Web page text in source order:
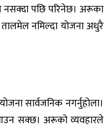
पछि परिनेछ। अरूका
तालमेल नमिल्दा योजना अधुरै
सार्वजनिक नगर्नुहोला।
आउन सक्छ। अरूको व्यवहारले